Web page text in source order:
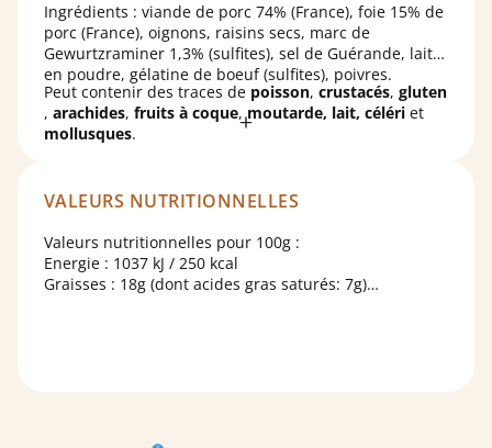
Ingrédients : viande de porc 74% (France), foie 15% de
porc (France), oignons, raisins secs, marc de
Gewurtzraminer 1,3% (sulfites), sel de Guérande, lait
en poudre, gélatine de boeuf (sulfites), poivres.
Peut contenir des traces de poisson, crustacés, gluten
, arachides, fruits à coque,moutarde, lait, céléri et
mollusques.
VALEURS NUTRITIONNELLES
Valeurs nutritionnelles pour 100g :
Energie : 1037 kJ / 250 kcal
Graisses : 18g (dont acides gras saturés: 7g)